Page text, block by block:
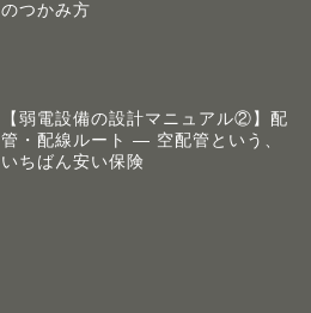
のつかみ方
【弱電設備の設計マニュアル②】配
管・配線ルート ― 空配管という、
いちばん安い保険